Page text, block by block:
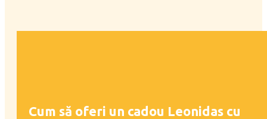
Cum să oferi un cadou Leonidas cu